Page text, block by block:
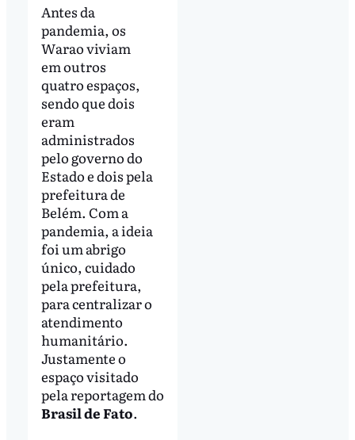
Antes da
pandemia, os
Warao viviam
em outros
quatro espaços,
sendo que dois
eram
administrados
pelo governo do
Estado e dois pela
prefeitura de
Belém. Com a
pandemia, a ideia
foi um abrigo
único, cuidado
pela prefeitura,
para centralizar o
atendimento
humanitário.
Justamente o
espaço visitado
pela reportagem do
Brasil de Fato.